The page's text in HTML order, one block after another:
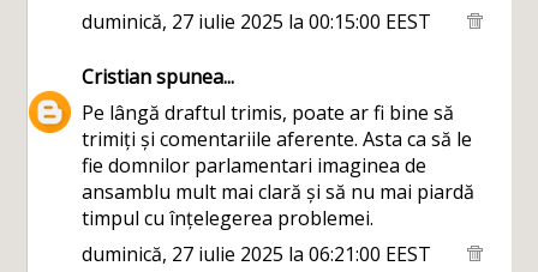
duminică, 27 iulie 2025 la 00:15:00 EEST
Cristianspunea...
Pe lângă draftul trimis, poate ar fi bine să
trimiți și comentariile aferente. Asta ca să le
fie domnilor parlamentari imaginea de
ansamblu mult mai clară și să nu mai piardă
timpul cu înțelegerea problemei.
duminică, 27 iulie 2025 la 06:21:00 EEST